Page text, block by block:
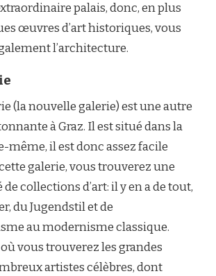
palais, donc, en plus
œuvres d’art historiques, vous
l’architecture.
(la nouvelle galerie) est une autre
à Graz. Il est situé dans la
même, il est donc assez facile
cette galerie, vous trouverez une
collections d’art: il y en a de tout,
du Jugendstil et de
au modernisme classique.
où vous trouverez les grandes
artistes célèbres, dont